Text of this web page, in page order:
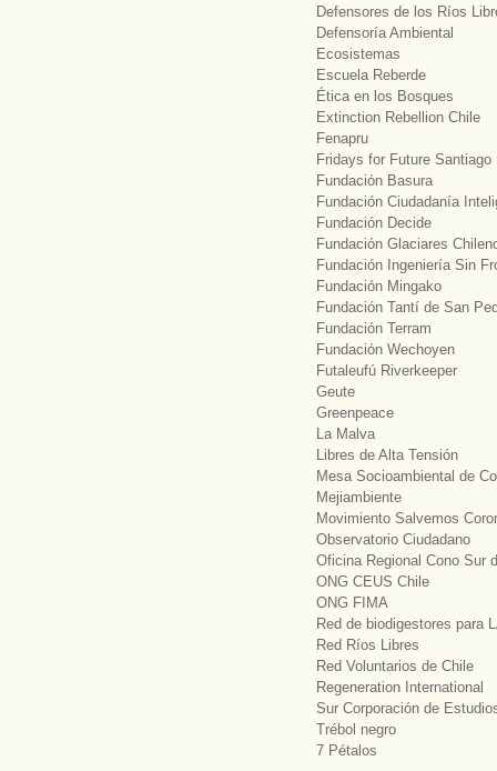
Defensores de los Ríos
Defensoría Ambiental
Ecosistemas
Escuela Reberde
Ética en los Bosques
Extinction Rebellion Chile
Fenapru
Fridays for Future Santiago
Fundación Basura
Fundación Ciudadanía
Fundación Decide
Fundación Glaciares
Fundación Ingeniería Sin
Fundación Mingako
Fundación Tantí de San
Fundación Terram
Fundación Wechoyen
Futaleufú Riverkeeper
Geute
Greenpeace
La Malva
Libres de Alta Tensión
Mesa Socioambiental de
Mejiambiente
Movimiento Salvemos
Observatorio Ciudadano
Oficina Regional Cono Sur
ONG CEUS Chile
ONG FIMA
Red de biodigestores para
Red Ríos Libres
Red Voluntarios de Chile
Regeneration International
Sur Corporación de
Trébol negro
7 Pétalos